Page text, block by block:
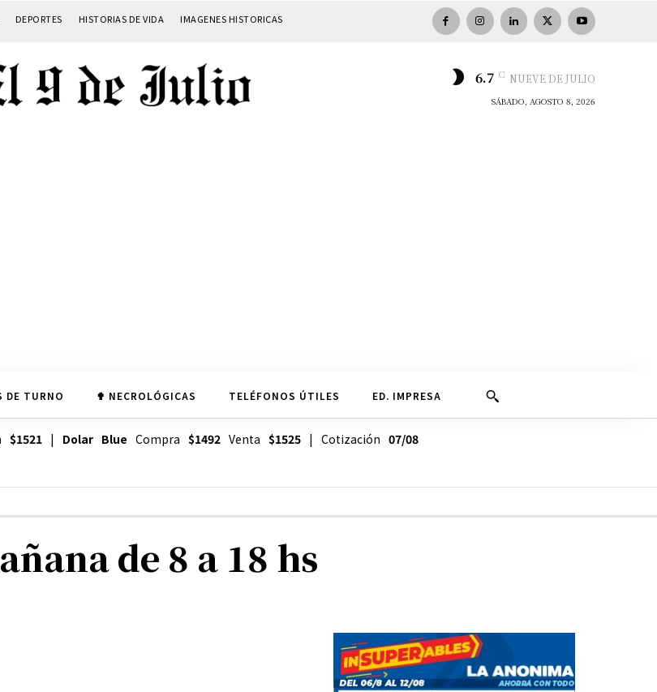
DEPORTES HISTORIAS DE VIDA IMAGENES HISTORICAS
6.7 C NUEVE DE JULIO
SÁBADO, AGOSTO 8, 2026
DE TURNO ✟ NECROLÓGICAS TELÉFONOS ÚTILES ED. IMPRESA
$1521| Dolar Blue Compra $1492Venta $1525| Cotización 07/08
de 8 a 18 hs